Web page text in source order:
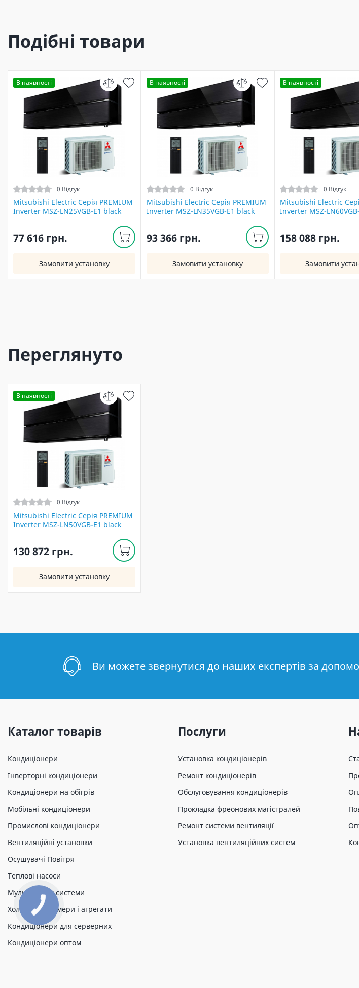
Подібні товари
В наявності
0 Відгук
Mitsubishi Electric Серія PREMIUM
Inverter MSZ-LN25VGB-E1 black
77 616 грн.
Замовити установку
В наявності
0 Відгук
Mitsubishi Electric Серія PREMIUM
Inverter MSZ-LN35VGB-E1 black
93 366 грн.
Замовити установку
В наявності
0 Відгук
Mitsubishi Electric
Inverter MSZ-
158 088 грн.
Замовити
Переглянуто
В наявності
0 Відгук
Mitsubishi Electric Серія PREMIUM
Inverter MSZ-LN50VGB-E1 black
130 872 грн.
Замовити установку
Ви можете звернутися до наших експертів за
Каталог товарів
Кондиціонери
Інверторні кондиціонери
Кондиціонери на обігрів
Мобільні кондиціонери
Промислові кондиціонери
Вентиляційні установки
Осушувачі Повітря
Теплові насоси
Мульти спліт системи
Холодильні камери і агрегати
Кондиціонери для серверних
Кондиціонери оптом
Послуги
Установка кондиціонерів
Ремонт кондиціонерів
Обслуговування кондиціонерів
Прокладка фреонових магістралей
Ремонт системи вентиляції
Установка вентиляційних систем